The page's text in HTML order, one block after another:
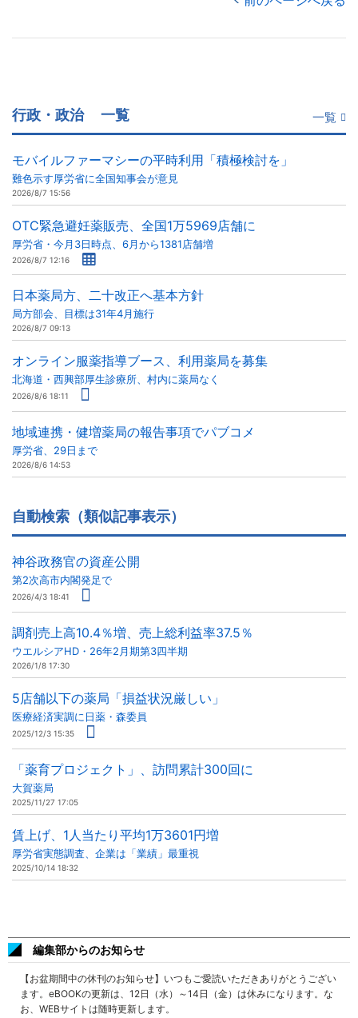
行政・政治 一覧 一覧
モバイルファーマシーの平時利用「積極検討を」
難色示す厚労省に全国知事会が意見
2026/8/7 15:56
OTC緊急避妊薬販売、全国1万5969店舗に
厚労省・今月3日時点、6月から1381店舗増
2026/8/7 12:16
日本薬局方、二十改正へ基本方針
局方部会、目標は31年4月施行
2026/8/7 09:13
オンライン服薬指導ブース、利用薬局を募集
北海道・西興部厚生診療所、村内に薬局なく
2026/8/6 18:11
地域連携・健増薬局の報告事項でパブコメ
厚労省、29日まで
2026/8/6 14:53
自動検索（類似記事表示）
神谷政務官の資産公開
第2次高市内閣発足で
2026/4/3 18:41
調剤売上高10.4％増、売上総利益率37.5％
ウエルシアHD・26年2月期第3四半期
2026/1/8 17:30
5店舗以下の薬局「損益状況厳しい」
医療経済実調に日薬・森委員
2025/12/3 15:35
「薬育プロジェクト」、訪問累計300回に
大賀薬局
2025/11/27 17:05
賃上げ、1人当たり平均1万3601円増
厚労省実態調査、企業は「業績」最重視
2025/10/14 18:32
編集部からのお知らせ
【お盆期間中の休刊のお知らせ】いつもご愛読いただきありがとうござい
ます。eBOOKの更新は、12日（水）～14日（金）は休みになります。な
お、WEBサイトは随時更新します。